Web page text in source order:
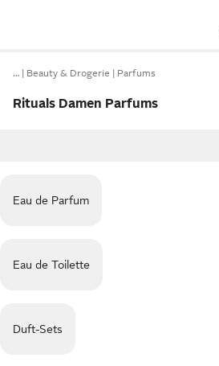
… Beauty & Drogerie Parfums
Rituals Damen Parfums
Eau de Parfum
Eau de Toilette
Duft-Sets